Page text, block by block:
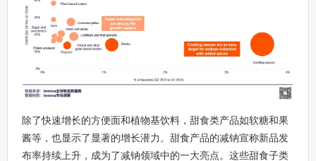
除了快速增长的方便面和植物基饮料，甜食类产品如软糖和果
酱等，也显示了显著的增长潜力。甜食产品的减钠宣称新品发
布率持续上升，成为了减钠领域中的一大亮点。这些甜食子类